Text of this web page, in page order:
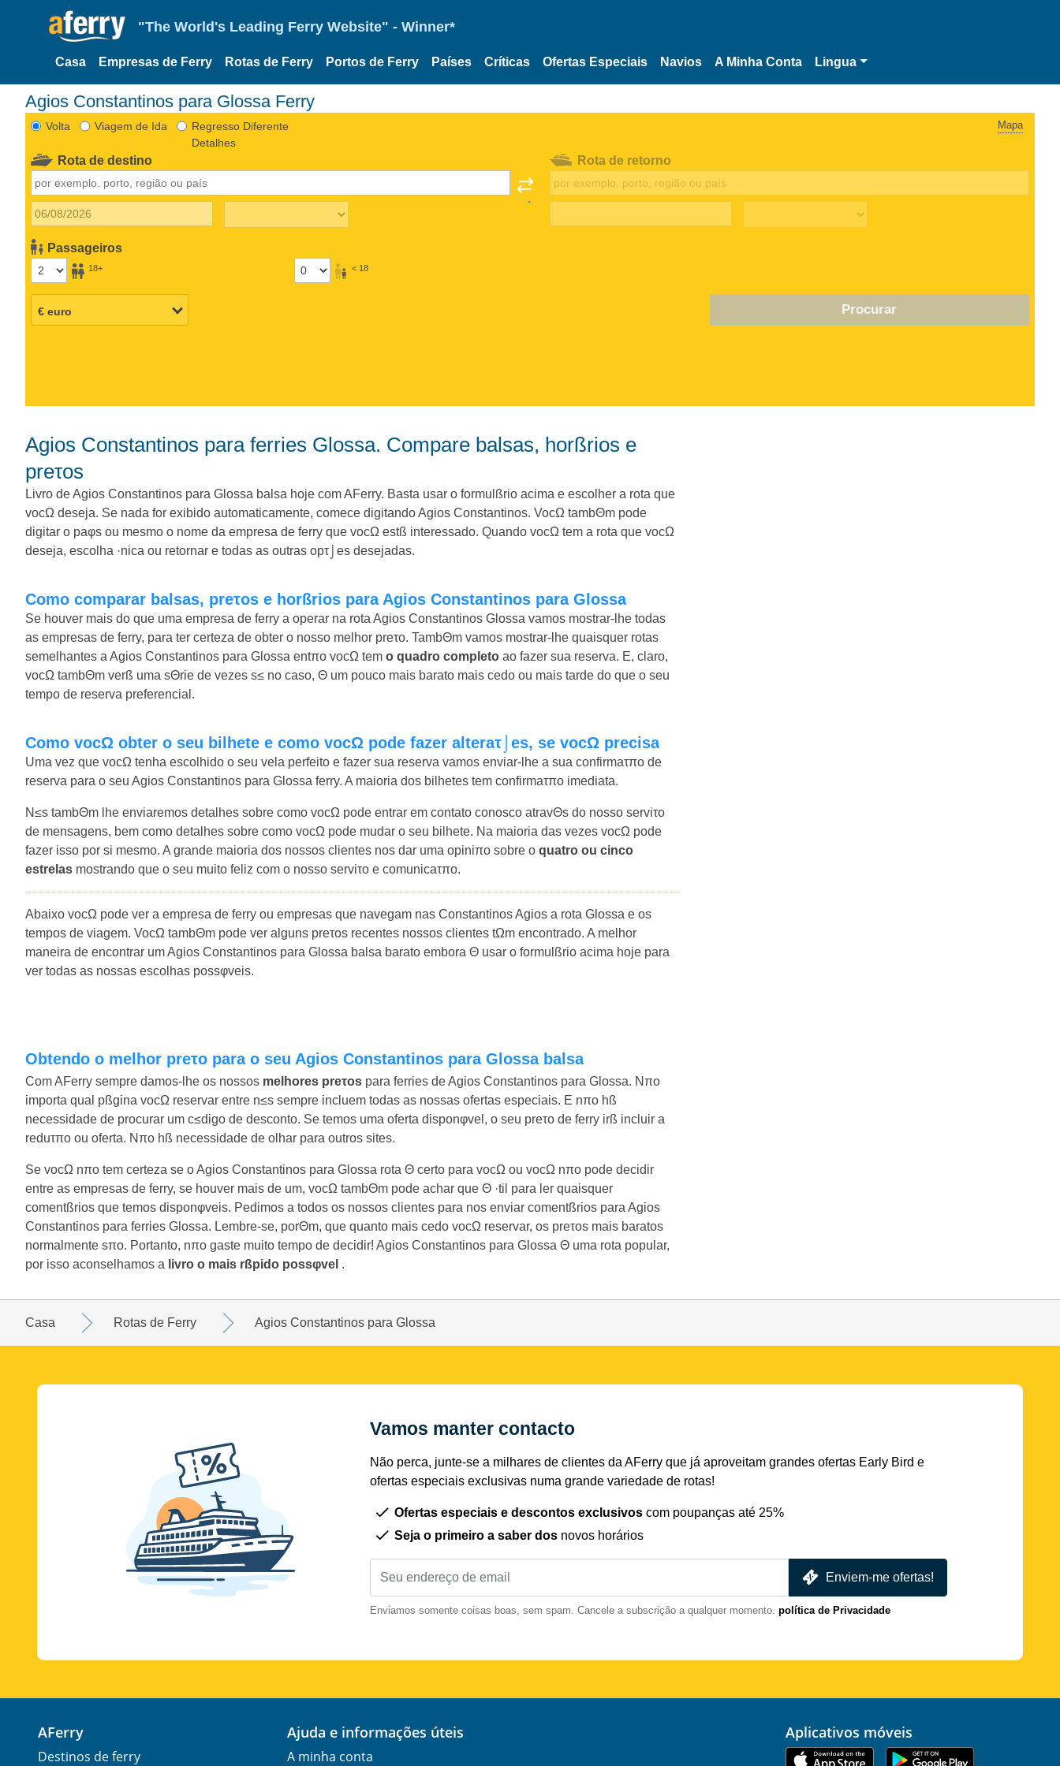
"The World's Leading Ferry Website" - Winner*
Casa Empresas de Ferry Rotas de Ferry Portos de Ferry Países Críticas Ofertas Especiais Navios A Minha Conta Lingua
Agios Constantinos para Glossa Ferry
Volta Viagem de Ida
Regresso Diferente
Detalhes
Mapa
Rota de destino
Passageiros
18+ < 18
Rota de retorno
Procurar
Agios Constantinos para ferries Glossa. Compare balsas, horßrios e
preτos
Livro de Agios Constantinos para Glossa balsa hoje com AFerry. Basta usar o formulßrio acima e escolher a rota que
vocΩ deseja. Se nada for exibido automaticamente, comece digitando Agios Constantinos. VocΩ tambΘm pode
digitar o paφs ou mesmo o nome da empresa de ferry que vocΩ estß interessado. Quando vocΩ tem a rota que vocΩ
deseja, escolha ·nica ou retornar e todas as outras opτ⌡es desejadas.
Como comparar balsas, preτos e horßrios para Agios Constantinos para Glossa
Se houver mais do que uma empresa de ferry a operar na rota Agios Constantinos Glossa vamos mostrar-lhe todas
as empresas de ferry, para ter certeza de obter o nosso melhor preτo. TambΘm vamos mostrar-lhe quaisquer rotas
semelhantes a Agios Constantinos para Glossa entπo vocΩ tem o quadro completo ao fazer sua reserva. E, claro,
vocΩ tambΘm verß uma sΘrie de vezes s≤ no caso, Θ um pouco mais barato mais cedo ou mais tarde do que o seu
tempo de reserva preferencial.
Como vocΩ obter o seu bilhete e como vocΩ pode fazer alteraτ⌡es, se vocΩ precisa
Uma vez que vocΩ tenha escolhido o seu vela perfeito e fazer sua reserva vamos enviar-lhe a sua confirmaτπo de
reserva para o seu Agios Constantinos para Glossa ferry. A maioria dos bilhetes tem confirmaτπo imediata.
N≤s tambΘm lhe enviaremos detalhes sobre como vocΩ pode entrar em contato conosco atravΘs do nosso serviτo
de mensagens, bem como detalhes sobre como vocΩ pode mudar o seu bilhete. Na maioria das vezes vocΩ pode
fazer isso por si mesmo. A grande maioria dos nossos clientes nos dar uma opiniπo sobre o quatro ou cinco
estrelas mostrando que o seu muito feliz com o nosso serviτo e comunicaτπo.
Abaixo vocΩ pode ver a empresa de ferry ou empresas que navegam nas Constantinos Agios a rota Glossa e os
tempos de viagem. VocΩ tambΘm pode ver alguns preτos recentes nossos clientes tΩm encontrado. A melhor
maneira de encontrar um Agios Constantinos para Glossa balsa barato embora Θ usar o formulßrio acima hoje para
ver todas as nossas escolhas possφveis.
Obtendo o melhor preτo para o seu Agios Constantinos para Glossa balsa
Com AFerry sempre damos-lhe os nossos melhores preτos para ferries de Agios Constantinos para Glossa. Nπo
importa qual pßgina vocΩ reservar entre n≤s sempre incluem todas as nossas ofertas especiais. E nπo hß
necessidade de procurar um c≤digo de desconto. Se temos uma oferta disponφvel, o seu preτo de ferry irß incluir a
reduτπo ou oferta. Nπo hß necessidade de olhar para outros sites.
Se vocΩ nπo tem certeza se o Agios Constantinos para Glossa rota Θ certo para vocΩ ou vocΩ nπo pode decidir
entre as empresas de ferry, se houver mais de um, vocΩ tambΘm pode achar que Θ ·til para ler quaisquer
comentßrios que temos disponφveis. Pedimos a todos os nossos clientes para nos enviar comentßrios para Agios
Constantinos para ferries Glossa. Lembre-se, porΘm, que quanto mais cedo vocΩ reservar, os preτos mais baratos
normalmente sπo. Portanto, nπo gaste muito tempo de decidir! Agios Constantinos para Glossa Θ uma rota popular,
por isso aconselhamos a livro o mais rßpido possφvel .
Casa Rotas de Ferry Agios Constantinos para Glossa
Vamos manter contacto
Não perca, junte-se a milhares de clientes da AFerry que já aproveitam grandes ofertas Early Bird e
ofertas especiais exclusivas numa grande variedade de rotas!
Ofertas especiais e descontos exclusivos com poupanças até 25%
Seja o primeiro a saber dos novos horários
Enviem-me ofertas!
Enviamos somente coisas boas, sem spam. Cancele a subscrição a qualquer momento. política de Privacidade
AFerry
Destinos de ferry
Ajuda e informações úteis
A minha conta
Aplicativos móveis